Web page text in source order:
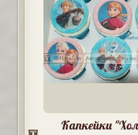
Капкейки